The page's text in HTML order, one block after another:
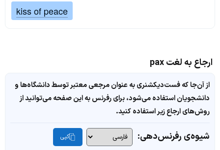
kiss of peace
ارجاع به لغت pax
از آن‌جا که فست‌دیکشنری به عنوان مرجعی معتبر توسط دانشگاه‌ها و
دانشجویان استفاده می‌شود، برای رفرنس به این صفحه می‌توانید از
روش‌های ارجاع زیر استفاده کنید.
شیوه‌ی رفرنس‌دهی: کپی